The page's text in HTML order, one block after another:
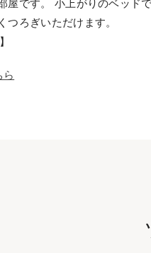
屋です。 小上がりのベッド
つろぎいただけます。
ら